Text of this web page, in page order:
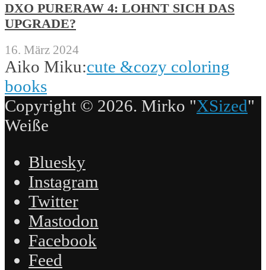
DXO PURERAW 4: LOHNT SICH DAS
UPGRADE?
16. März 2024
Aiko Miku:cute &cozy coloring
books
Copyright © 2026. Mirko "XSized"
Weiße
Bluesky
Instagram
Twitter
Mastodon
Facebook
Feed